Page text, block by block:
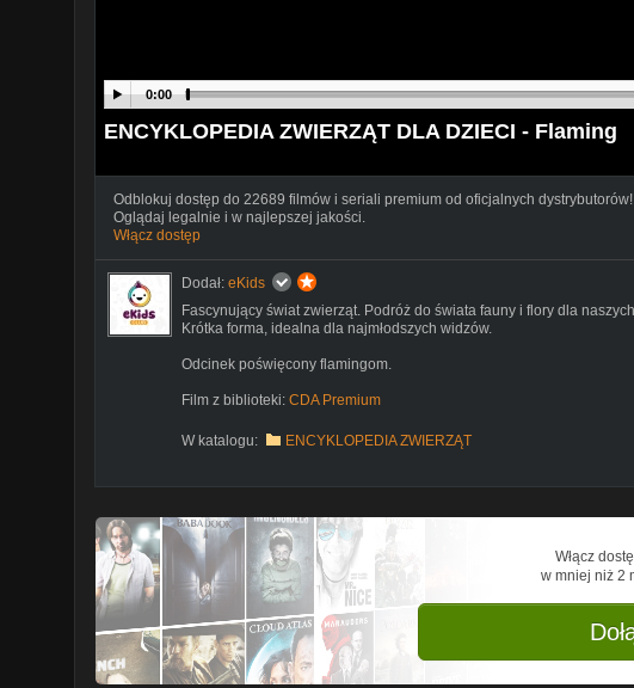
0:00
ENCYKLOPEDIA ZWIERZĄT DLA DZIECI - Flaming
Odblokuj dostęp do 22689 filmów i seriali premium od oficjalnych dystrybutorów!
Oglądaj legalnie i w najlepszej jakości.
Włącz dostęp
Dodał: eKids
Fascynujący świat zwierząt. Podróż do świata fauny i flory dla
Krótka forma, idealna dla najmłodszych widzów.
Odcinek poświęcony flamingom.
Film z biblioteki: CDA Premium
W katalogu: ENCYKLOPEDIA ZWIERZĄT
Włącz
w mniej niż 2